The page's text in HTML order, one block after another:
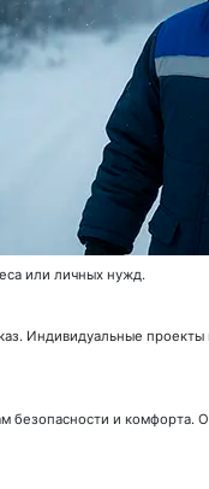
или личных нужд.
Индивидуальные
безопасности и комфорта.